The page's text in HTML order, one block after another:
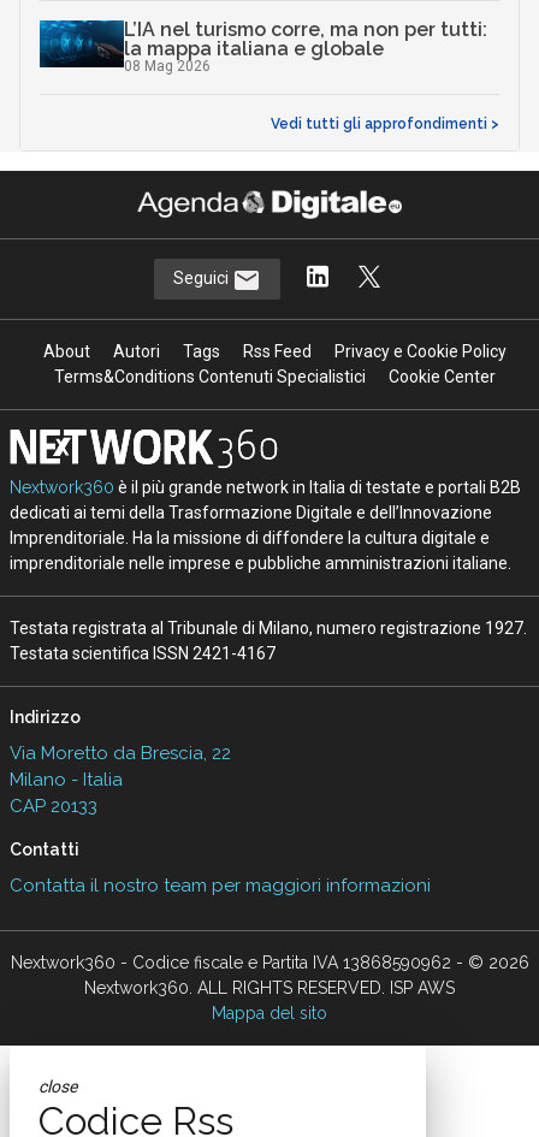
L’IA nel turismo corre, ma non per tutti:
la mappa italiana e globale
08 Mag 2026
Vedi tutti gli approfondimenti >
Seguici
About Autori Tags Rss Feed
Privacy e Cookie Policy
Terms&Conditions Contenuti Specialistici
Cookie Center
Nextwork360 è il più grande network in Italia di testate e portali B2B
dedicati ai temi della Trasformazione Digitale e dell’Innovazione
Imprenditoriale. Ha la missione di diffondere la cultura digitale e
imprenditoriale nelle imprese e pubbliche amministrazioni italiane.
Testata registrata al Tribunale di Milano, numero registrazione 1927.
Testata scientifica ISSN 2421-4167
Indirizzo
Via Moretto da Brescia, 22
Milano - Italia
CAP 20133
Contatti
Contatta il nostro team per maggiori informazioni
Nextwork360 - Codice fiscale e Partita IVA 13868590962 - © 2026
Nextwork360. ALL RIGHTS RESERVED. ISP AWS
Mappa del sito
close
Codice Rss